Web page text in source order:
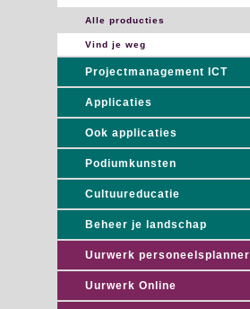
Alle producties
Vind je weg
Projectmanagement ICT
Applicaties
Ook applicaties
Podiumkunsten
Cultuureducatie
Beheer je landschap
Uurwerk personeelsplanner
Uurwerk Online